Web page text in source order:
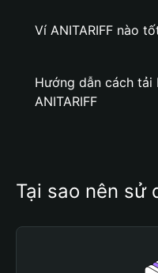
Ví ANITARIFF nào
Hướng dẫn cách
ANITARIFF
Tại sao nên sử